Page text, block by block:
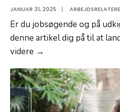
JANUAR 31, 2025 |
Er du jobsøgende og på
denne artikel dig på til at
videre →
du
drømmejobbet
–